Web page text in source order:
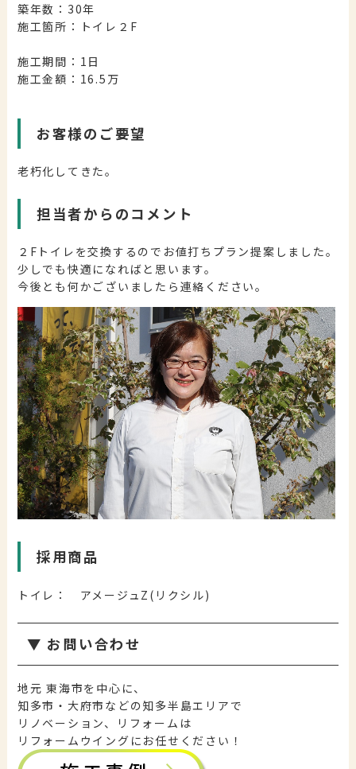
築年数：30年
施工箇所：トイレ２F
施工期間：1日
施工金額：16.5万
お客様のご要望
老朽化してきた。
担当者からのコメント
２Fトイレを交換するのでお値打ちプラン提案しました。
少しでも快適になればと思います。
今後とも何かございましたら連絡ください。
採用商品
トイレ： アメージュZ(リクシル)
▼ お問い合わせ
地元 東海市を中心に、
知多市・大府市などの知多半島エリアで
リノベーション、リフォームは
リフォームウイングにお任せください！